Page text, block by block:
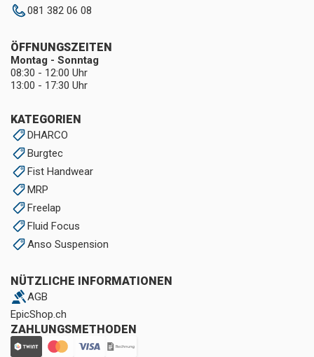
081 382 06 08
KATEGORIEN
DHARCO
Burgtec
Fist Handwear
MRP
Freelap
Fluid Focus
Anso Suspension
NÜTZLICHE INFORMATIONEN
AGB
EpicShop.ch
ZAHLUNGSMETHODEN
ÖFFNUNGSZEITEN
Montag - Sonntag
08:30 - 12:00 Uhr
13:00 - 17:30 Uhr